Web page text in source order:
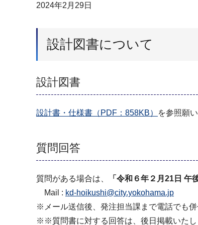
2024年2月29日
設計図書について
設計図書
設計書・仕様書（PDF：858KB） を参照願い
質問回答
質問がある場合は、 「令和６年２月21日 午
Mail : kd-hoikushi@city.yokohama.jp
※メール送信後、発注担当課まで電話でも併
※※質問書に対する回答は、後日掲載いたし